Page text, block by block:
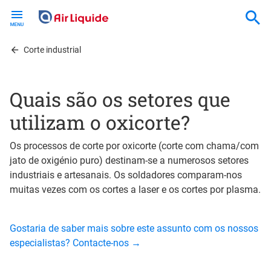
contentCorte industrial
Quais são os setores que
utilizam o oxicorte?
Os processos de corte por oxicorte (corte com chama/com
jato de oxigénio puro) destinam-se a numerosos setores
industriais e artesanais. Os soldadores comparam-nos
muitas vezes com os cortes a laser e os cortes por plasma.
Gostaria de saber mais sobre este assunto com os nossos
especialistas? Contacte-nos →